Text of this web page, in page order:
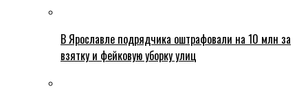
В Ярославле подрядчика оштрафовали на 10 млн за
взятку и фейковую уборку улиц